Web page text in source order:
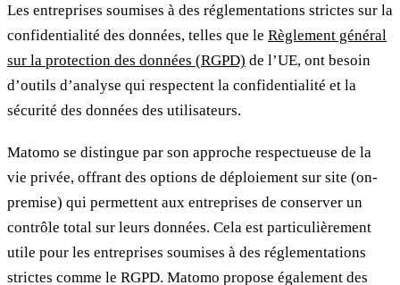
Les entreprises soumises à des réglementations strictes sur la
confidentialité des données, telles que le Règlement général
sur la protection des données (RGPD) de l’UE, ont besoin
d’outils d’analyse qui respectent la confidentialité et la
sécurité des données des utilisateurs.
Matomo se distingue par son approche respectueuse de la
vie privée, offrant des options de déploiement sur site (on-
premise) qui permettent aux entreprises de conserver un
contrôle total sur leurs données. Cela est particulièrement
utile pour les entreprises soumises à des réglementations
strictes comme le RGPD. Matomo propose également des